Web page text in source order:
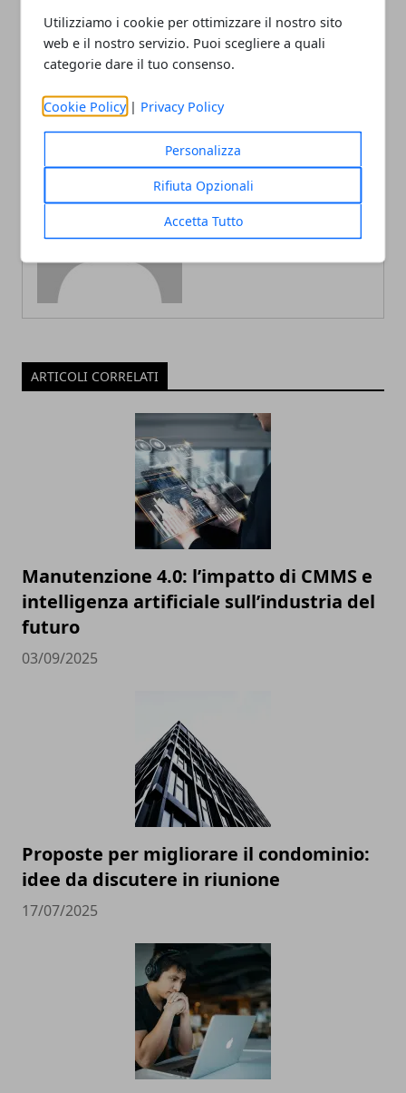
Utilizziamo i cookie per ottimizzare il nostro sito
web e il nostro servizio. Puoi scegliere a quali
categorie dare il tuo consenso.
Cookie Policy | Privacy Policy
Personalizza
Rifiuta Opzionali
Accetta Tutto
Articolo Precedente
Come trovare il regalo
giusto per ogni occasione
Articolo Successivo
Quali sono i prestiti più
Redazione
ARTICOLI CORRELATI
Manutenzione 4.0: l’impatto di CMMS e
intelligenza artificiale sull’industria del
futuro
03/09/2025
Proposte per migliorare il condominio:
idee da discutere in riunione
17/07/2025